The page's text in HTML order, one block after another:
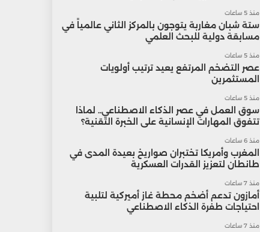
منذ 5 ساعات
ستة شبان مغاربة يتوجون بالمركز الثاني عالمياً في
مسابقة دولية للبحث العلمي
منذ 5 ساعات
عصر التضخم المرتفع يعيد ترتيب أولويات
المستثمرين
منذ 5 ساعات
سوق العمل في عصر الذكاء الاصطناعي.. لماذا
تتفوق المهارات الإنسانية على الخبرة التقنية؟
منذ 6 ساعات
المغرب وأمريكا تختبران صواريخ بعيدة المدى في
طانطان لتعزيز القدرات العسكرية
منذ 7 ساعات
أمازون تدعم أضخم محطة غاز أميركية لتلبية
احتياجات طفرة الذكاء الاصطناعي
منذ 7 ساعات